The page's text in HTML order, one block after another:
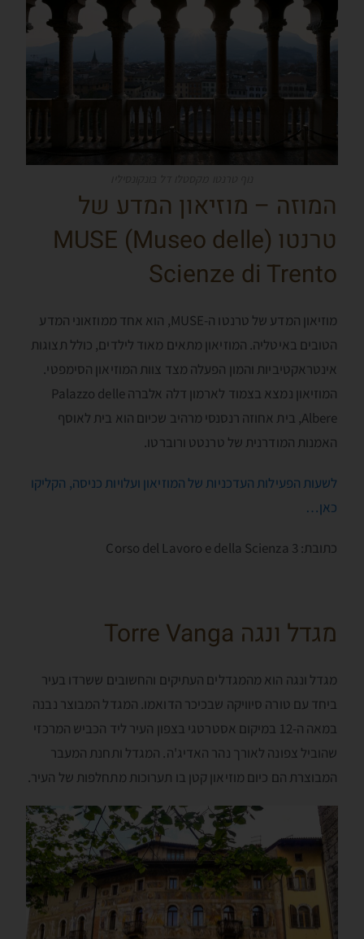
המוזה – מוזיאון המדע של
טרנטו (MUSE (Museo delle
Scienze di Trento
מוזיאון המדע של טרנטו ה-MUSE, הוא אחד ממוזאוני המדע
הטובים באיטליה. המוזיאון מתאים מאוד לילדים, כולל תצוגות
אינטראקטיביות והמון הפעלה מצד צוות המוזיאון הסימפטי.
המוזיאון נמצא בצמוד לארמון דלה אלברה Palazzo delle
Albere, בית אחוזה רנסנסי מרהיב שכיום הוא בית לאוסף
האמנות המודרנית של טרנטט ורוברטו.
לשעות הפעילות העדכניות של המוזיאון ועלויות כניסה, הקליקו
כאן…
כתובת: Corso del Lavoro e della Scienza 3
מגדל ונגה Torre Vanga
מגדל ונגה הוא מהמגדלים העתיקים והחשובים ששרדו בעיר
ביחד עם טורה סיוויקה שבכיכר הדואמו. המגדל המבוצר נבנה
במאה ה-12 במיקום אסטרטגי בצפון העיר ליד הכביש המרכזי
שהוביל צפונה לאורך נהר האדיג'ה. המגדל ותחנת המעבר
המבוצרת הם כיום מוזיאון קטן בו תערוכות מתחלפות של העיר.